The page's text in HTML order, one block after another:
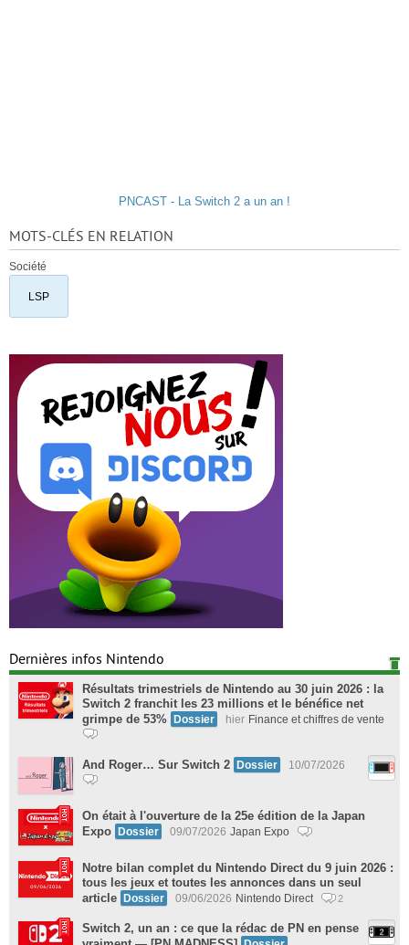
PNCAST - La Switch 2 a un an !
MOTS-CLÉS EN RELATION
Société
LSP
Dernières infos Nintendo
Résultats trimestriels de Nintendo au 30 juin 2026 : la
Switch 2 franchit les 23 millions et le bénéfice net
grimpe de 53% Dossier hier Finance et chiffres de vente
And Roger… Sur Switch 2 Dossier 10/07/2026
On était à l'ouverture de la 25e édition de la Japan
Expo Dossier 09/07/2026 Japan Expo
Notre bilan complet du Nintendo Direct du 9 juin 2026 :
tous les jeux et toutes les annonces dans un seul
article Dossier 09/06/2026 Nintendo Direct 2
Switch 2, un an : ce que la rédac de PN en pense